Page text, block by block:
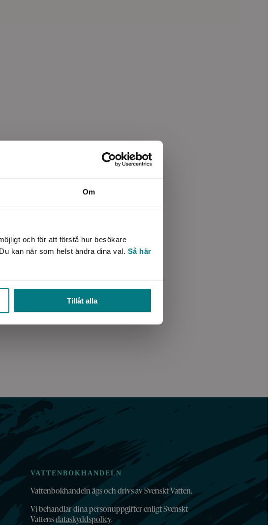
Om
och för att förstå hur besökare
kan när som helst ändra dina val. Så här
Tillåt alla
VATTENBOKHANDELN
Vattenbokhandeln ägs och drivs av Svenskt Vatten.
Vi behandlar dina personuppgifter enligt Svenskt
Vattensdataskyddspolicy.